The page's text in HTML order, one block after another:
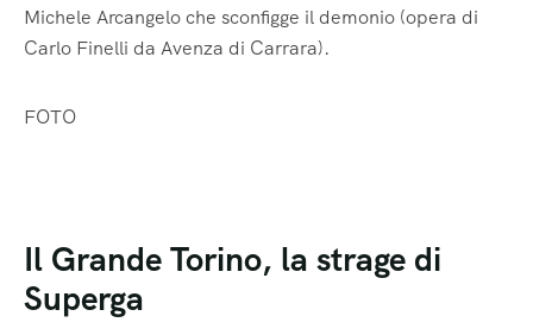
Michele Arcangelo che sconfigge il demonio (opera di
Carlo Finelli da Avenza di Carrara).
FOTO
Il Grande Torino, la strage di
Superga